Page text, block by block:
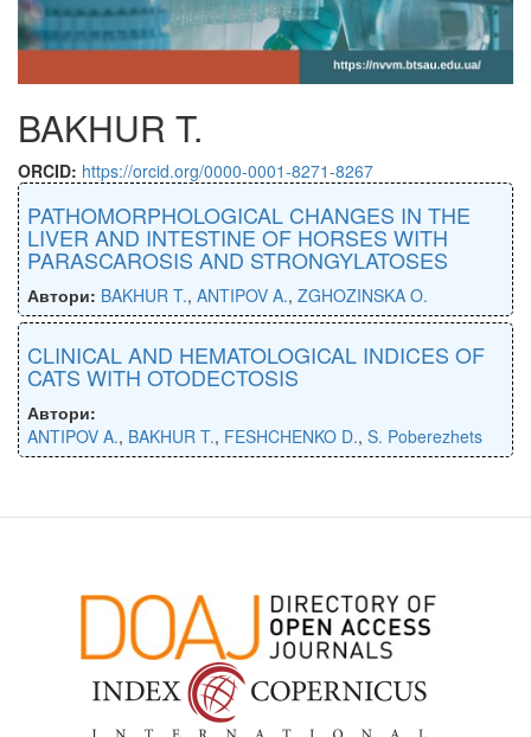
BAKHUR T.
ORCID: https://orcid.org/0000-0001-8271-8267
PATHOMORPHOLOGICAL CHANGES IN THE
LIVER AND INTESTINE OF HORSES WITH
PARASCAROSIS AND STRONGYLATOSES
Автори: BAKHUR T., ANTIPOV A., ZGHOZINSKA O.
CLINICAL AND HEMATOLOGICAL INDICES OF
CATS WITH OTODECTOSIS
Автори:
ANTIPOV A., BAKHUR T., FESHCHENKO D., S. Poberezhets